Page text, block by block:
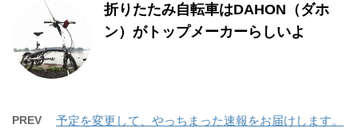
折りたたみ自転車はDAHON（ダホ
ン）がトップメーカーらしいよ
PREV 予定を変更して、やっちまった速報をお届けします。